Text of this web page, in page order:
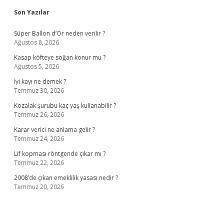
Sidebar
Son Yazılar
Süper Ballon d’Or neden verilir ?
Ağustos 8, 2026
Kasap köfteye soğan konur mu ?
Ağustos 5, 2026
İyi kayı ne demek ?
Temmuz 30, 2026
Kozalak şurubu kaç yaş kullanabilir ?
Temmuz 26, 2026
Karar verici ne anlama gelir ?
Temmuz 24, 2026
Lif kopması röntgende çıkar mı ?
Temmuz 22, 2026
2008’de çıkan emeklilik yasası nedir ?
Temmuz 20, 2026